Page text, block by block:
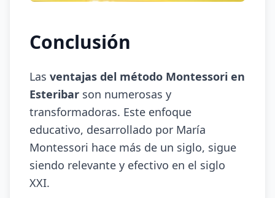
Conclusión
Las ventajas del método Montessori en
Esteribar son numerosas y
transformadoras. Este enfoque
educativo, desarrollado por María
Montessori hace más de un siglo, sigue
siendo relevante y efectivo en el siglo
XXI.